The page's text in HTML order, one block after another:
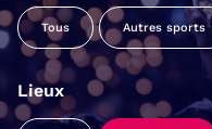
Tous Autres sports
Lieux